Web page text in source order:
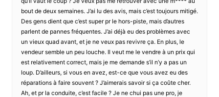
bout de deux semaines. J’ai lu des avis, mais c’est toujours mitigé.
Des gens dient que c’est super pr le hors-piste, mais d’autres
parlent de pannes fréquentes. J’ai déjà eu des problèmes avec
un vieux quad avant, et je ne veux pas revivre ça. En plus, le
vendeur semble un peu louche. Il veut me le vendre à un prix qui
est relativement correct, mais je me demande s’il n’y a pas un
loup. D’ailleurs, si vous en avez, est-ce que vous avez eu des
réparations à faire souvent ? J’aimerais savoir si ça coûte cher.
Ah, et pr la conduite, c’est facile ? Je ne chui pas une pro, je